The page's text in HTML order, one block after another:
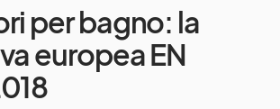
per bagno: la
europea EN